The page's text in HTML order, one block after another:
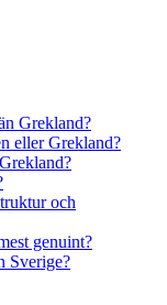
Grekland?
eller Grekland?
och
genuint?
Sverige?